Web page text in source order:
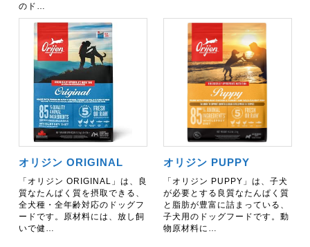
のド…
オリジン ORIGINAL
「オリジン ORIGINAL」は、良
質なたんぱく質を摂取できる、
全犬種・全年齢対応のドッグフ
ードです。原材料には、放し飼
いで健…
オリジン PUPPY
「オリジン PUPPY」は、子犬
が必要とする良質なたんぱく質
と脂肪が豊富に詰まっている、
子犬用のドッグフードです。動
物原材料に…